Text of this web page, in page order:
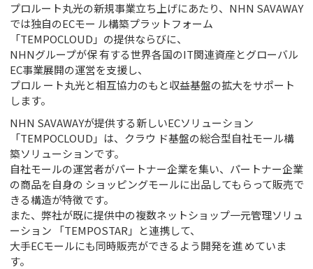
プロルート丸光の新規事業⽴ち上げにあたり、NHN SAVAWAY
では独⾃のECモー ル構築プラットフォーム
「TEMPOCLOUD」の提供ならびに、
NHNグループが保 有する世界各国のIT関連資産とグローバル
EC事業展開の運営を⽀援し、
プロル ート丸光と相互協⼒のもと収益基盤の拡⼤をサポート
します。
NHN SAVAWAYが提供する新しいECソリューション
「TEMPOCLOUD」は、クラウ ド基盤の総合型⾃社モール構
築ソリューションです。
⾃社モールの運営者がパートナー企業を集い、パートナー企業
の商品を⾃⾝の ショッピングモールに出品してもらって販売で
きる構造が特徴です。
また、弊社が既に提供中の複数ネットショップ⼀元管理ソリュ
ーション 「TEMPOSTAR」と連携して、
⼤⼿ECモールにも同時販売ができるよう開発を進 めていま
す。